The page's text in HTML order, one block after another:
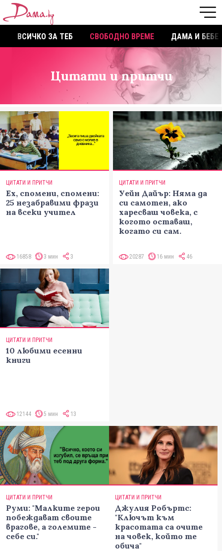
ВСИЧКО ЗА ТЕБ СВОБОДНО ВРЕМЕ ДАМА И БЕБЕ
Цитати и притчи
ЦИТАТИ И ПРИТЧИ
Ех, спомени, спомени:
25 незабравими фрази
на всеки учител
16858 3 мин 3
ЦИТАТИ И ПРИТЧИ
Уейн Дайър: Няма да
си самотен, ако
харесваш човека, с
когото оставаш,
когато си сам.
20287 16 мин 46
ЦИТАТИ И ПРИТЧИ
10 любими есенни
книги
12144 5 мин 13
ЦИТАТИ И ПРИТЧИ
Руми: "Малките герои
побеждават своите
врагове, а големите -
себе си."
ЦИТАТИ И ПРИТЧИ
Джулия Робъртс:
"Ключът към
красотата са очите
на човек, който те
обича"